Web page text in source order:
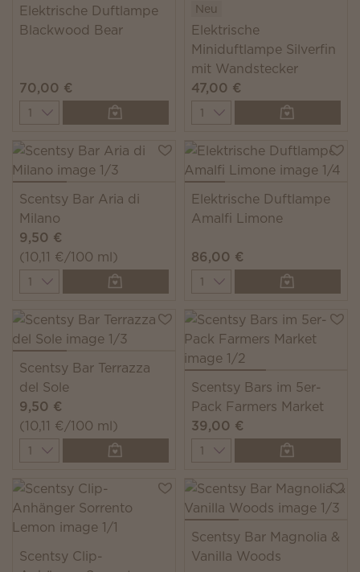
Elektrische Duftlampe
Blackwood Bear
70,00 €
Quantity
Neu
Elektrische
Miniduftlampe Silverfin
mit Wandstecker
47,00 €
Quantity
Scentsy Bar Aria di
Milano
9,50 €
(10,11 €/100 ml)
Quantity
Elektrische Duftlampe
Amalfi Limone
86,00 €
Quantity
Scentsy Bar Terrazza
del Sole
9,50 €
(10,11 €/100 ml)
Quantity
Scentsy Bars im 5er-
Pack Farmers Market
39,00 €
Quantity
Scentsy Clip-
Scentsy Bar Magnolia &
Vanilla Woods